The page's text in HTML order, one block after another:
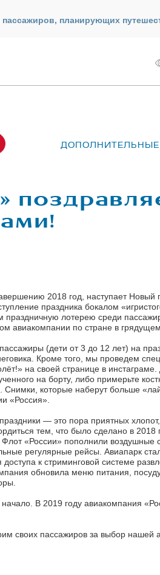
планирующих
ДОПОЛНИТЕЛЬНЫЕ
2018 год, наступает
праздника бокалом
праздничную лотерею среди
авиакомпании по стране в грядущем
(дети от 3 до 12 лет) на
Кроме того, мы проведем
на своей странице в инстаграме.
на борту, либо примерьте
которые наберут больше
«Россия».
— это пора приятных
тем, что было сделано в
Флот «России» пополнили
регулярные рейсы. Авиапарк
доступа к стриминговой системе
обновила меню питания,
начало. В 2019 году авиакомпания
своих пассажиров за выбор нашей